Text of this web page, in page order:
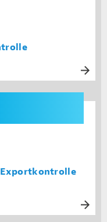
Exportkontrolle